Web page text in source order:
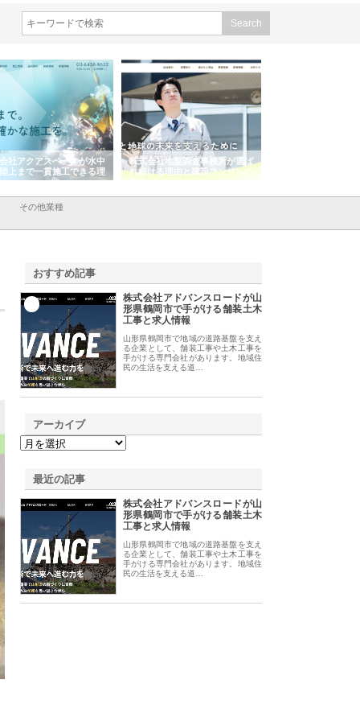
社アクアスペースが水中
上まで一貫施工できる理
株式会社地盤調査事務所が選ば
れ続ける理由と建設コンサルの
強み
その他業種
おすすめ記事
株式会社アドバンスロードが山
形県鶴岡市で手がける舗装土木
工事と求人情報
山形県鶴岡市で地域の道路基盤を支え
る企業として、舗装工事や土木工事を
手がける専門会社があります。地域住
民の生活を支える道…
アーカイブ
最近の記事
株式会社アドバンスロードが山
形県鶴岡市で手がける舗装土木
工事と求人情報
山形県鶴岡市で地域の道路基盤を支え
る企業として、舗装工事や土木工事を
手がける専門会社があります。地域住
民の生活を支える道…